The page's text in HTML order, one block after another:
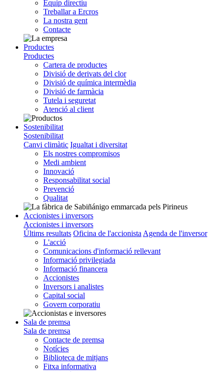
Equip directiu
Treballar a Ercros
La nostra gent
Contacte
Productes
Productes
Cartera de productes
Divisió de derivats del clor
Divisió de química intermèdia
Divisió de farmàcia
Tutela i seguretat
Atenció al client
Sostenibilitat
Sostenibilitat
Canvi climàtic Igualtat i diversitat
Els nostres compromisos
Medi ambient
Innovació
Responsabilitat social
Prevenció
Qualitat
Accionistes i inversors
Accionistes i inversors
Últims resultats Oficina de l'accionista Agenda de l'inversor
L'acció
Comunicacions d'informació rellevant
Informació privilegiada
Informació financera
Accionistes
Inversors i analistes
Capital social
Govern corporatiu
Sala de premsa
Sala de premsa
Contacte de premsa
Notícies
Biblioteca de mitjans
Fitxa informativa